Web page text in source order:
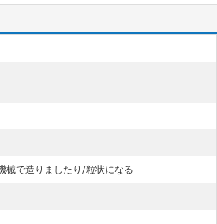
械で造りましたり/粒状になる